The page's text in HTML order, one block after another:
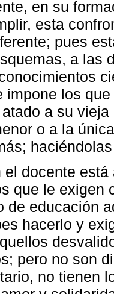
en su
esta
pues
a las
impone los
a su
o a la
el docente
que le exigen
de educación
hacerlo y
pero no son
no tienen